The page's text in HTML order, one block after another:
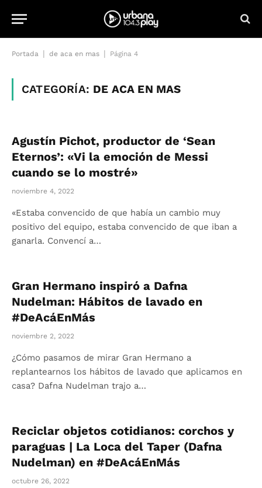
Portada de aca en mas Página 4
CATEGORÍA: DE ACA EN MAS
Agustín Pichot, productor de ‘Sean
Eternos’: «Vi la emoción de Messi
cuando se lo mostré»
noviembre 4, 2022
«Estaba convencido de que había un cambio muy
positivo del equipo, estaba convencido de que iban a
ganarla. Convencí a…
Gran Hermano inspiró a Dafna
Nudelman: Hábitos de lavado en
#DeAcáEnMás
noviembre 2, 2022
¿Cómo pasamos de mirar Gran Hermano a
replantearnos los hábitos de lavado que aplicamos en
casa? Dafna Nudelman trajo a…
Reciclar objetos cotidianos: corchos y
paraguas | La Loca del Taper (Dafna
Nudelman) en #DeAcáEnMás
octubre 26, 2022